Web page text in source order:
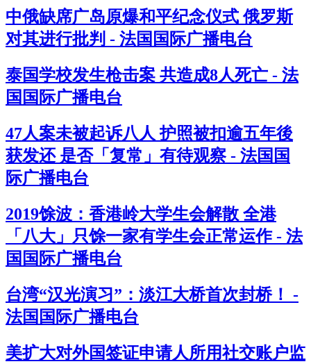
中俄缺席广岛原爆和平纪念仪式 俄罗斯
对其进行批判 - 法国国际广播电台
泰国学校发生枪击案 共造成8人死亡 - 法
国国际广播电台
47人案未被起诉八人 护照被扣逾五年後
获发还 是否「复常」有待观察 - 法国国
际广播电台
2019馀波：香港岭大学生会解散 全港
「八大」只馀一家有学生会正常运作 - 法
国国际广播电台
台湾“汉光演习”：淡江大桥首次封桥！ -
法国国际广播电台
美扩大对外国签证申请人所用社交账户监